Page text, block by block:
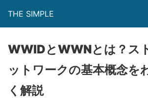
THE SIMPLE
WWIDとWWNとは？ス
ットワークの基本概念を
く解説